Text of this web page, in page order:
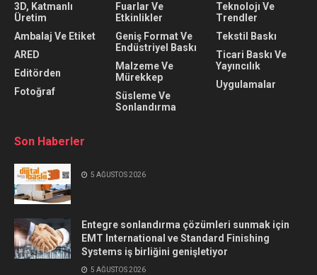
3D, Katmanlı
Üretim
Ambalaj Ve Etiket
ARED
Editörden
Fotoğraf
Fuarlar Ve
Etkinlikler
Geniş Format Ve
Endüstriyel Baskı
Malzeme Ve
Mürekkep
Süsleme Ve
Sonlandırma
Teknolojı Ve
Trendler
Tekstil Baskı
Ticari Baskı Ve
Yayıncılık
Uygulamalar
Son Haberler
5 AĞUSTOS 2026
Entegre sonlandırma çözümleri sunmak için
EMT International ve Standard Finishing
Systems iş birliğini genişletiyor
5 AĞUSTOS 2026